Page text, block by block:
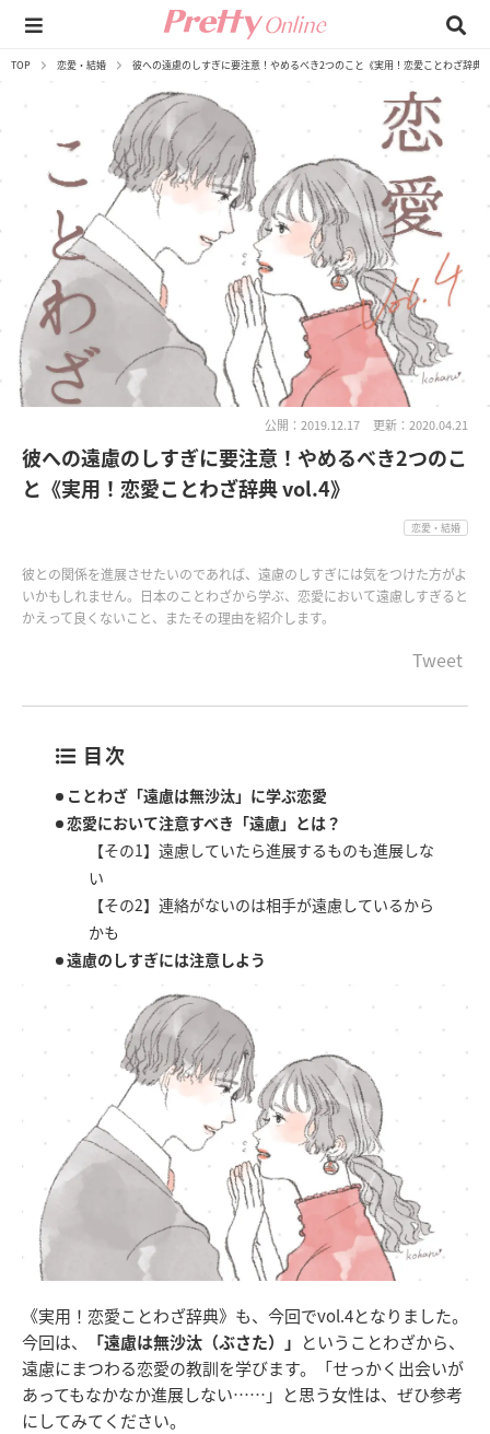
TOP 恋愛・結婚 彼への遠慮のしすぎに要注意！やめるべき2つのこと《実用！恋愛ことわざ辞典
公開：2019.12.17 更新：2020.04.21
彼への遠慮のしすぎに要注意！やめるべき2つのこ
と《実用！恋愛ことわざ辞典 vol.4》
恋愛・結婚
彼との関係を進展させたいのであれば、遠慮のしすぎには気をつけた方がよ
いかもしれません。日本のことわざから学ぶ、恋愛において遠慮しすぎると
かえって良くないこと、またその理由を紹介します。
Tweet
目次
ことわざ「遠慮は無沙汰」に学ぶ恋愛
恋愛において注意すべき「遠慮」とは？
【その1】遠慮していたら進展するものも進展しな
い
【その2】連絡がないのは相手が遠慮しているから
かも
遠慮のしすぎには注意しよう
《実用！恋愛ことわざ辞典》も、今回でvol.4となりました。
今回は、
「遠慮は無沙汰（ぶさた）」 ということわざから、
遠慮にまつわる恋愛の教訓を学びます。
「せっかく出会いが
あってもなかなか進展しない……」と思う女性は、ぜひ参考
にしてみてください。